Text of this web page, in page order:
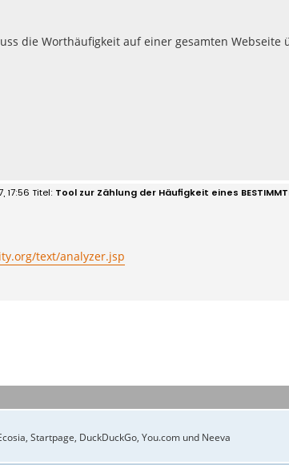
die Worthäufigkeit auf einer gesamten Webseite
17:56 Tool zur Zählung der Häufigkeit eines
text/analyzer.jsp
Startpage, DuckDuckGo, You.com und Neeva